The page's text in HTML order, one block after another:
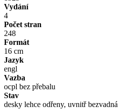
Vydání
4
Počet stran
248
Formát
16 cm
Jazyk
engl
Vazba
ocpl bez přebalu
Stav
desky lehce odřeny, uvnitř bezvadná